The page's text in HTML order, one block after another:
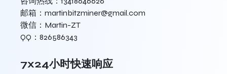
邮箱：martinbitzminer@gmail.com
微信：Martin-ZT
QQ：826586343
7x24小时快速响应